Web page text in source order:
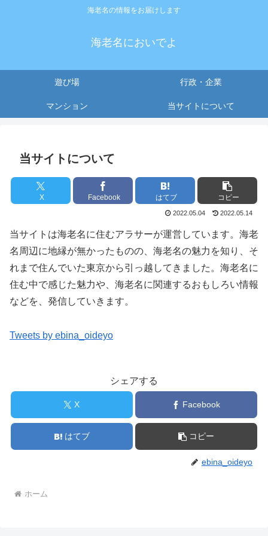
海老名の情報をお届けします
海老名においでよ
遊び場 行政・企業
マンション 当サイトについて
当サイトについて
X Facebook はてブ コピー
2022.05.04 2022.05.14
当サイトは海老名に住むアラサーが運営しています。海老
名周辺に地縁が無かったものの、海老名の魅力を知り、そ
れまで住んでいた東京から引っ越してきました。海老名に
住む中で感じた魅力や、海老名に関連するおもしろい情報
などを、発信していきます。
Tweets by ebina_oideyo
シェアする
X Facebook
はてブ コピー
ebina_oideyo
ホーム